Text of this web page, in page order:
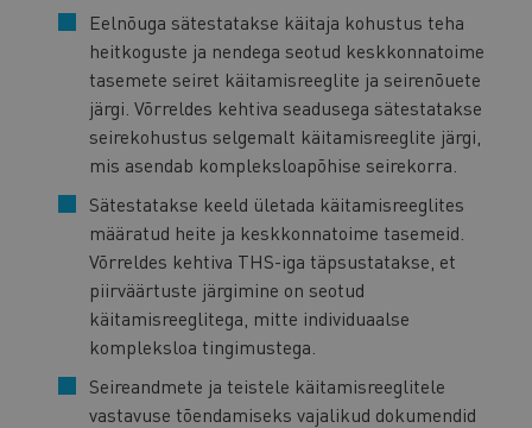
Eelnõuga sätestatakse käitaja kohustus teha
heitkoguste ja nendega seotud keskkonnatoime
tasemete seiret käitamisreeglite ja seirenõuete
järgi. Võrreldes kehtiva seadusega sätestatakse
seirekohustus selgemalt käitamisreeglite järgi,
mis asendab kompleksloapõhise seirekorra.
Sätestatakse keeld ületada käitamisreeglites
määratud heite ja keskkonnatoime tasemeid.
Võrreldes kehtiva THS-iga täpsustatakse, et
piirväärtuste järgimine on seotud
käitamisreeglitega, mitte individuaalse
kompleksloa tingimustega.
Seireandmete ja teistele käitamisreeglitele
vastavuse tõendamiseks vajalikud dokumendid